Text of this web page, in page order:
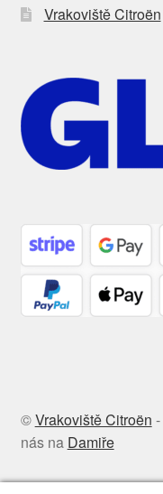
Vrakoviště Citroën
©Vrakoviště Citroën -
nás na Damiře